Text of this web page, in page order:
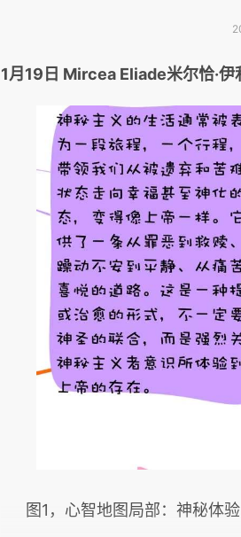
1月19 日 Mircea Eliade米尔恰·伊
图1，心智地图局部：神秘体